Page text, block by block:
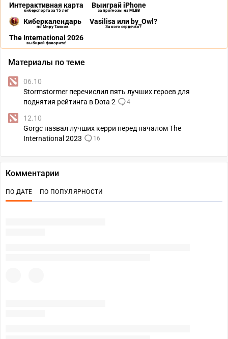
Интерактивная карта
киберспорта за 15 лет
Выиграй iPhone
за прогнозы на MLBB
Киберкалендарь
по Миру Танков
Vasilisa или by_Owl?
За кого сердечко?
The International 2026
выбирай фаворита!
Материалы по теме
06.10
Stormstormer перечислил пять лучших героев для
поднятия рейтинга в Dota 2
4
12.10
Gorgc назвал лучших керри перед началом The
International 2023
16
Комментарии
ПО ДАТЕ ПО ПОПУЛЯРНОСТИ